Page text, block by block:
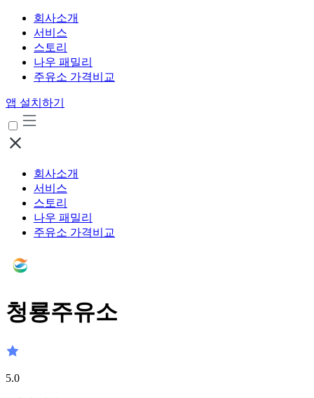
회사소개
서비스
스토리
나우 패밀리
주유소 가격비교
앱 설치하기
회사소개
서비스
스토리
나우 패밀리
주유소 가격비교
청룡주유소
5.0